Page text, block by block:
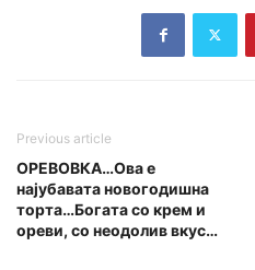
Previous article
ОРЕВОВКА…Ова е
најубавата новогодишна
торта…Богата со крем и
ореви, со неодолив вкус…